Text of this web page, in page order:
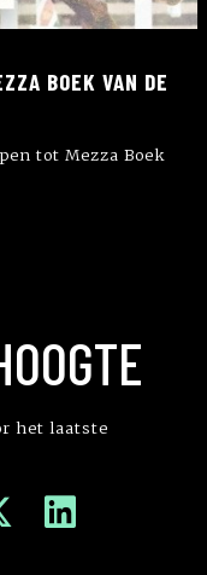
BOEK VAN DE
tot Mezza Boek
het laatste